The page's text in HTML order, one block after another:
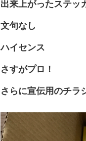
出来上がったステッ
文句なし
ハイセンス
さすがプロ！
さらに宣伝用のチラ